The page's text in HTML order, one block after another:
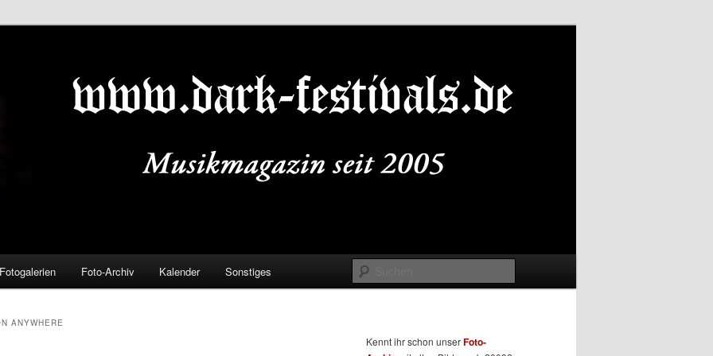
Fotogalerien Foto-Archiv Kalender Sonstiges
ANYWHERE
Kennt ihr schon unserFoto-